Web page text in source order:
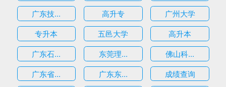
广东技...
高升专
广州大学
专升本
五邑大学
高升本
广东石...
东莞理...
佛山科...
广东省...
广东东...
成绩查询